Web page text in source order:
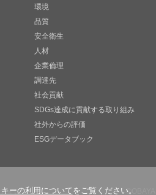
ーの利用についてをご覧ください。
環境
品質
安全衛生
人材
企業倫理
調達先
社会貢献
SDGs達成に貢献する取り組み
社外からの評価
ESGデータブック
ィについて